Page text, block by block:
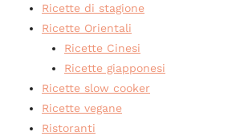
Ricette di stagione
Ricette Orientali
Ricette Cinesi
Ricette giapponesi
Ricette slow cooker
Ricette vegane
Ristoranti